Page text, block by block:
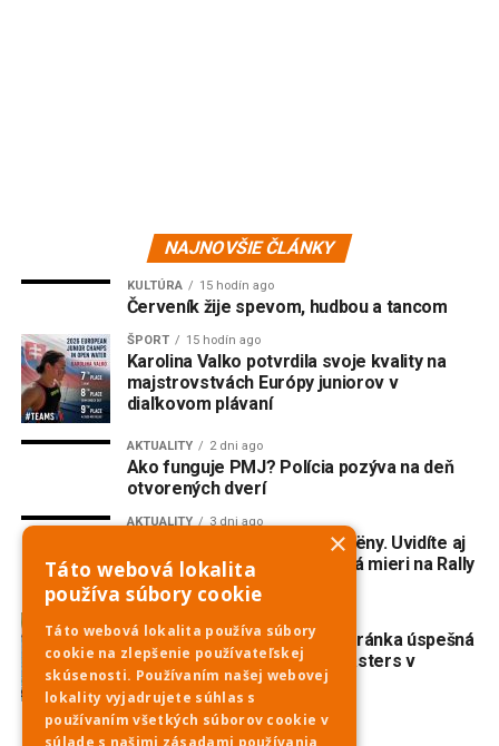
NAJNOVŠIE ČLÁNKY
KULTÚRA 15 hodín ago
Červeník žije spevom, hudbou a tancom
ŠPORT 15 hodín ago
Karolina Valko potvrdila svoje kvality na
majstrovstvách Európy juniorov v
diaľkovom plávaní
AKTUALITY 2 dni ago
Ako funguje PMJ? Polícia pozýva na deň
otvorených dverí
AKTUALITY 3 dni ago
Do Piešťan mieria opäť Citroëny. Uvidíte aj
dvojmotorovú „kačicu“, ktorá mieri na Rally
Dakar Classic
Veslovanie: Piešťanská veteránka úspešná
na prestížnej regate Euromasters v
Mníchove
×
Táto webová lokalita
používa súbory cookie
Táto webová lokalita používa súbory
cookie na zlepšenie používateľskej
skúsenosti. Používaním našej webovej
lokality vyjadrujete súhlas s
používaním všetkých súborov cookie v
súlade s našimi zásadami používania